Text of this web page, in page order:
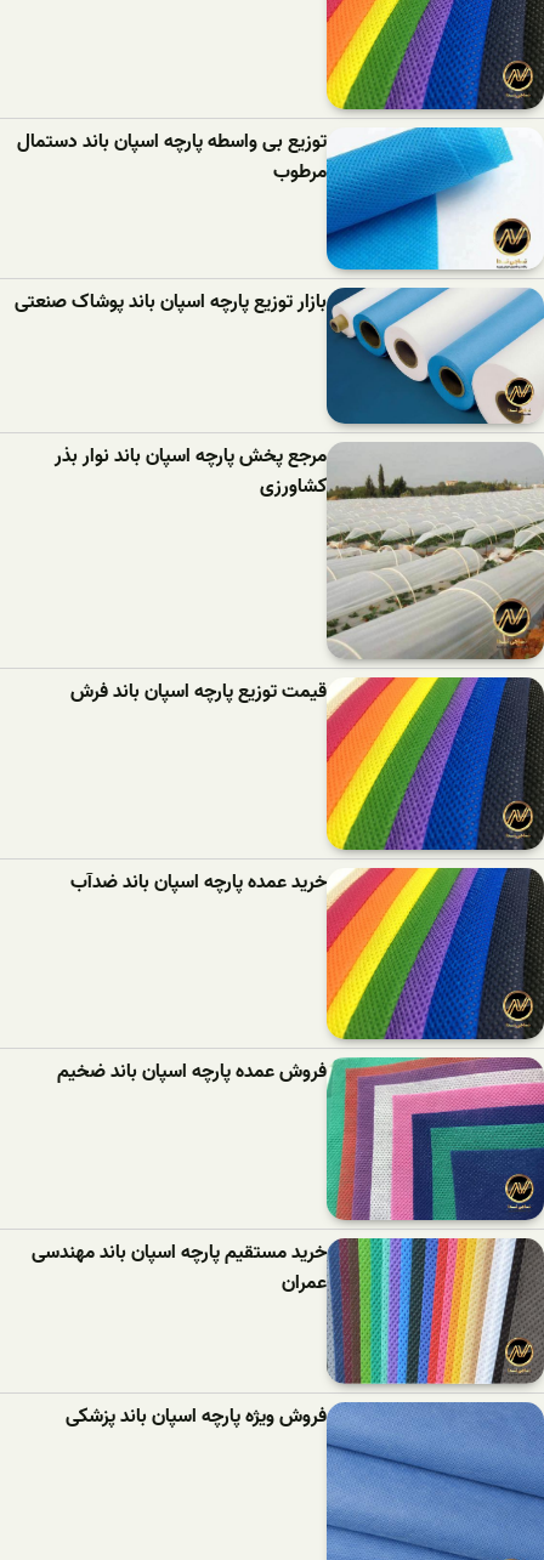
توزیع بی واسطه پارچه اسپان باند دستمال
مرطوب
بازار توزیع پارچه اسپان باند پوشاک صنعتی
مرجع پخش پارچه اسپان باند نوار بذر
کشاورزی
قیمت توزیع پارچه اسپان باند فرش
خرید عمده پارچه اسپان باند ضدآب
فروش عمده پارچه اسپان باند ضخیم
خرید مستقیم پارچه اسپان باند مهندسی
عمران
فروش ویژه پارچه اسپان باند پزشکی